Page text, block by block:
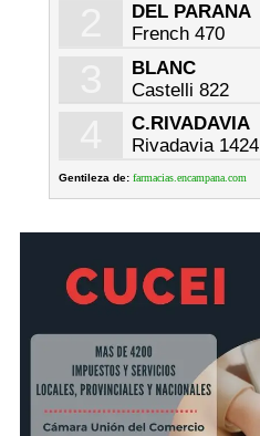
DEL PARANA
French 470
BLANC
Castelli 822
C.RIVADAVIA
Rivadavia 1424
Gentileza de: farmacias.encampana.com